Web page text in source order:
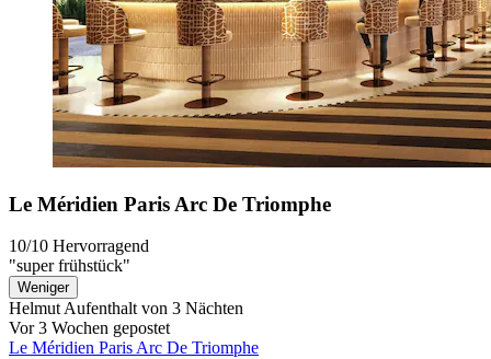
Le Méridien Paris Arc De Triomphe
10/10 Hervorragend
"super frühstück"
Weniger
HelmutAufenthalt von 3 Nächten
Vor 3 Wochen gepostet
Le Méridien Paris Arc De Triomphe